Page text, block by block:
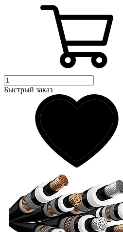
Быстрый заказ